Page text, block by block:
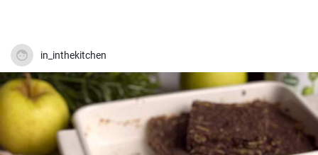
in_inthekitchen